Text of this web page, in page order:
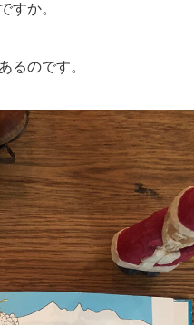
すか。
るのです。